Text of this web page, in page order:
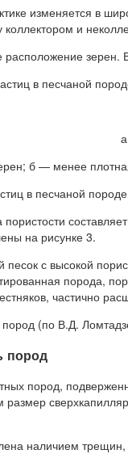
изменяется в
и
расположение
в песчаной
б — менее
в песчаной породе
на рисунке 3.
с высокой
порода,
частично
пород (по В.Д.
пород
пород,
наличием